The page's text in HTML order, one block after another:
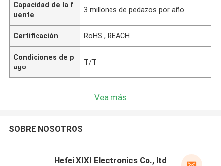
Capacidad de la f
uente
3 millones de pedazos por año
Certificación RoHS , REACH
Condiciones de p
ago
T/T
Vea más
SOBRE NOSOTROS
Hefei XIXI Electronics Co., ltd